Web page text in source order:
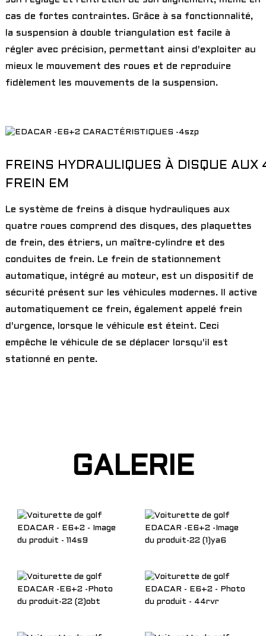
cas de fortes contraintes. Grâce à sa fonctionnalité,
la suspension à double triangulation est facile à
régler avec précision, permettant ainsi d'exploiter au
mieux le mouvement des roues et de reproduire
fidèlement les mouvements de la suspension.
FREINS HYDRAULIQUES À DISQUE AUX
FREIN EM
Le système de freins à disque hydrauliques aux
quatre roues comprend des disques, des plaquettes
de frein, des étriers, un maître-cylindre et des
conduites de frein. Le frein de stationnement
automatique, intégré au moteur, est un dispositif de
sécurité présent sur les véhicules modernes. Il active
automatiquement ce frein, également appelé frein
d'urgence, lorsque le véhicule est éteint. Ceci
empêche le véhicule de se déplacer lorsqu'il est
stationné en pente.
GALERIE